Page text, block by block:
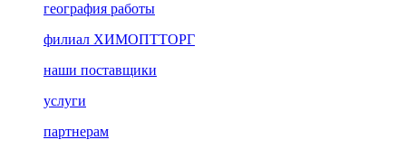
география работы
филиал ХИМОПТТОРГ
наши поставщики
услуги
партнерам